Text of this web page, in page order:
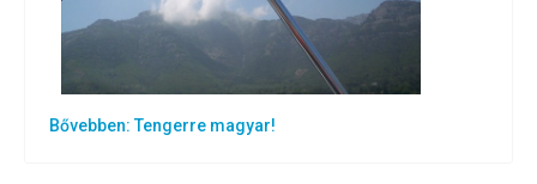
Bővebben: Tengerre magyar!